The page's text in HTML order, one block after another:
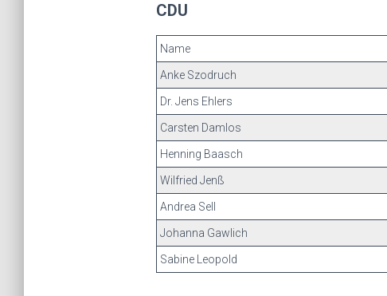
CDU
Name
Anke Szodruch
Dr. Jens Ehlers
Carsten Damlos
Henning Baasch
Wilfried Jenß
Andrea Sell
Johanna Gawlich
Sabine Leopold